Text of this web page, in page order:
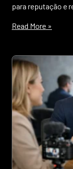
para reputação e
Read More »